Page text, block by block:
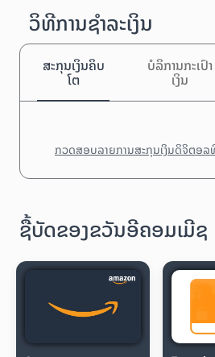
ວິທີການຊຳລະເງິນ
ສະກຸນເງິນຄິບ
ໂຕ
ບໍລິການກະເປົາ
ເງິນ
ກວດສອບລາຍການສະກຸນເງິນດິຈິຕອລ
ຊື້ບັດຂອງຂວັນອີຄອມເມີຊ